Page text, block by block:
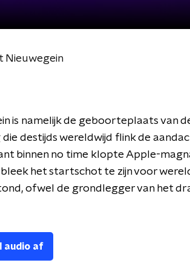
Nieuwegein
is namelijk de geboorteplaats van
destijds wereldwijd flink de
binnen no time klopte Apple-
het startschot te zijn voor
ofwel de grondlegger van het
audio af